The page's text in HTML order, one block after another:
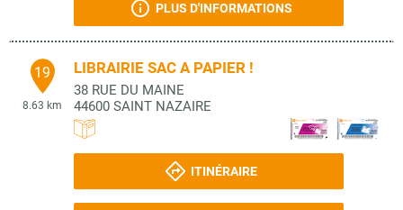
PLUS D'INFORMATIONS
19
8.63 km
LIBRAIRIE SAC A PAPIER !
38 RUE DU MAINE
44600 SAINT NAZAIRE
ITINÉRAIRE